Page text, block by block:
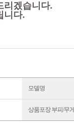
리겠습니다.
니다.
모델명
상품포장 부피/무게